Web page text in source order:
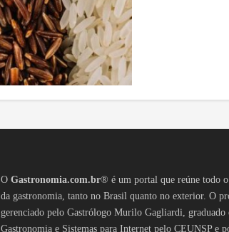
OGastronomia.com.br® é um portal que reúne todo
da gastronomia, tanto no Brasil quanto no exterior. O
gerenciado pelo Gastrólogo Murilo Gagliardi, graduado
Gastronomia e Sistemas para Internet pelo CEUNSP e